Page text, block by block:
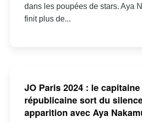
dans les poupées de stars. Aya
finit plus de...
JO Paris 2024 : le
républicaine sort du
apparition avec Aya